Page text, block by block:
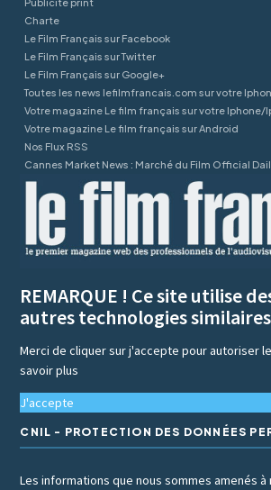
Charte
Le Film Français sur Facebook
Le Film Français sur Twitter
Le Film Français sur Google+
Toutes les news lefilmfrancais.com sur votre
Votre magazine Le film français sur votre Iphone/
Votre magazine Le film français sur Android
Nos Flux RSS
Cannes Market News : Marché du Film Official
REMARQUE ! Ce site utilise
autres technologies
Merci de cliquer sur j'accepte pour autoriser
savoir plus
J'accepte
CNIL - PROTECTION DES DONNÉES
Les informations que nous sommes amenés